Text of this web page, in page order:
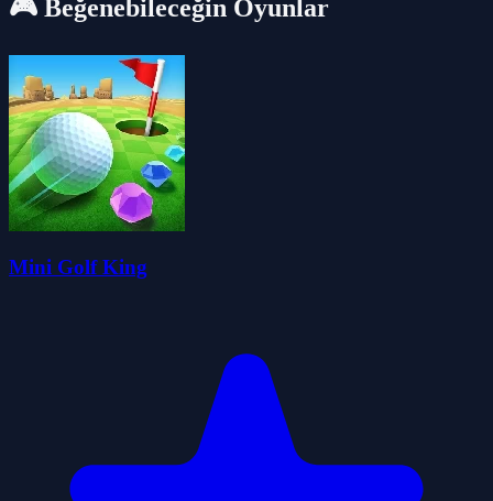
🎮 Beğenebileceğin Oyunlar
Mini Golf King